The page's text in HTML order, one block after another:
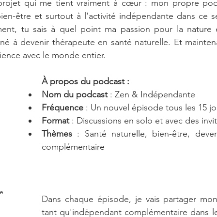
qui me tient vraiment à cœur : mon propre
être et surtout à l'activité indépendante dans ce
tu sais à quel point ma passion pour la nature
à devenir thérapeute en santé naturelle. Et
avec le monde entier.
À propos du podcast :
Nom du podcast : Zen & Indépendante
Fréquence : Un nouvel épisode tous les 15
Format : Discussions en solo et avec des
Thèmes : Santé naturelle, bien-être,
complémentaire
Dans chaque épisode, je vais partager
tant qu'indépendant complémentaire dans